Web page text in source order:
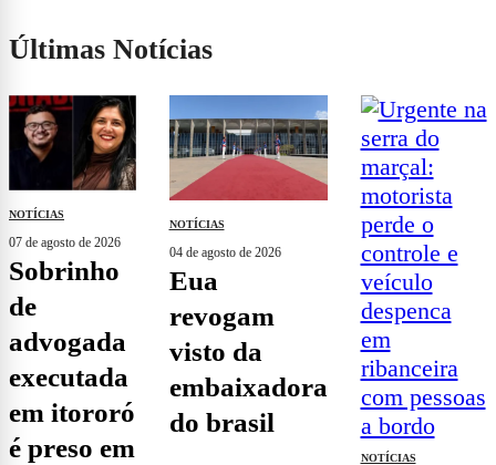
Últimas Notícias
NOTÍCIAS
07 de agosto de 2026
sobrinho
de
advogada
executada
em itororó
é preso em
NOTÍCIAS
04 de agosto de 2026
eua
revogam
visto da
embaixadora
do brasil
NOTÍCIAS